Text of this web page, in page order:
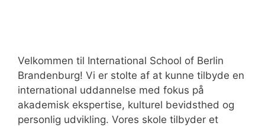
Velkommen til International School of Berlin
Brandenburg! Vi er stolte af at kunne tilbyde en
international uddannelse med fokus på
akademisk ekspertise, kulturel bevidsthed og
personlig udvikling. Vores skole tilbyder et